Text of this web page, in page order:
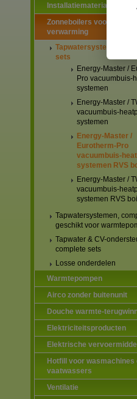
Installatiematerialen
Zonneboilers voor
verwarming
Tapwatersystemen,
sets
Energy-Master /
Pro vacuumbuis-
systemen
Energy-Master /
vacuumbuis-
systemen
Energy-Master /
Eurotherm-Pro
vacuumbuis-
systemen RVS
Energy-Master /
vacuumbuis-
systemen RVS
Tapwatersystemen,
geschikt voor
Tapwater & CV-
complete sets
Losse onderdelen
Warmtepompen
Airco zonder buitenunit
Douche warmte-
Elektriciteitsproducten
Elektrische
Hotfill voor wasmachines
vaatwassers
Ventilatie